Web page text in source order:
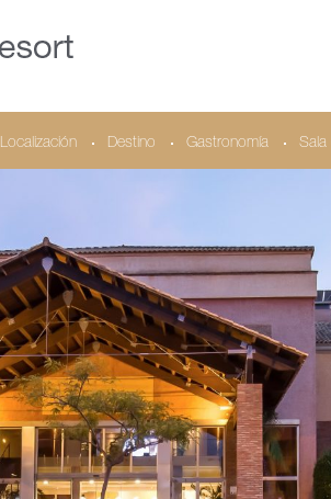
Localización Destino Gastronomía Sala